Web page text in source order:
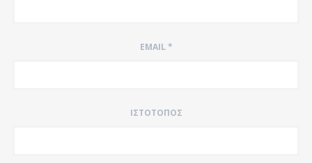
EMAIL*
ΙΣΤΌΤΟΠΟΣ